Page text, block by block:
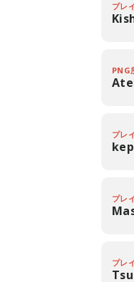
プレ
PNG
プレ
プレ
プレ
Tsu